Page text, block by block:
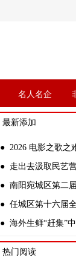
名人名企
最新添加
● 南阳宛城区第二
● 海外生鲜“赶集”
热门阅读